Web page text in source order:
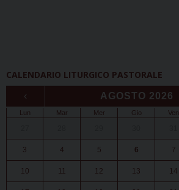
CALENDARIO LITURGICO PASTORALE
‹ AGOSTO 2026
Lun Mar Mer Gio Ven
3 4 5 6 7
10 11 12 13 14